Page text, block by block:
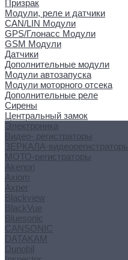
Призрак
Модули, реле и датчики
CAN/LIN Модули
GPS/Глонасс Модули
GSM Модули
Датчики
Дополнительные модули
Модули автозапуска
Модули моторного отсека
Дополнительные реле
Сирены
Центральный замок
Электроника
Видео- регистраторы
ЗЕРКАЛА-видеорегистраторы
МОТО-регистраторы
Akenori
Axiom
Axper
Blackview
BlackVue
Bluesonic
CANSONIC
DATAKAM
Dunobil